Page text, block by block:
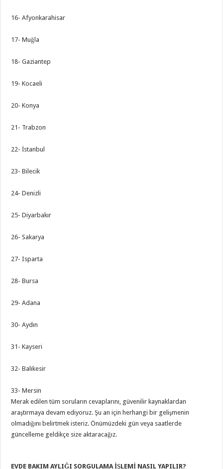
16- Afyonkarahisar
17- Muğla
18- Gaziantep
19- Kocaeli
20- Konya
21- Trabzon
22- İstanbul
23- Bilecik
24- Denizli
25- Diyarbakır
26- Sakarya
27- Isparta
28- Bursa
29- Adana
30- Aydın
31- Kayseri
32- Balıkesir
33- Mersin
Merak edilen tüm soruların cevaplarını, güvenilir kaynaklardan
araştırmaya devam ediyoruz. Şu an için herhangi bir gelişmenin
olmadığını belirtmek isteriz. Önümüzdeki gün veya saatlerde
güncelleme geldikçe size aktaracağız.
EVDE BAKIM AYLIĞI SORGULAMA İŞLEMİ NASIL YAPILIR?